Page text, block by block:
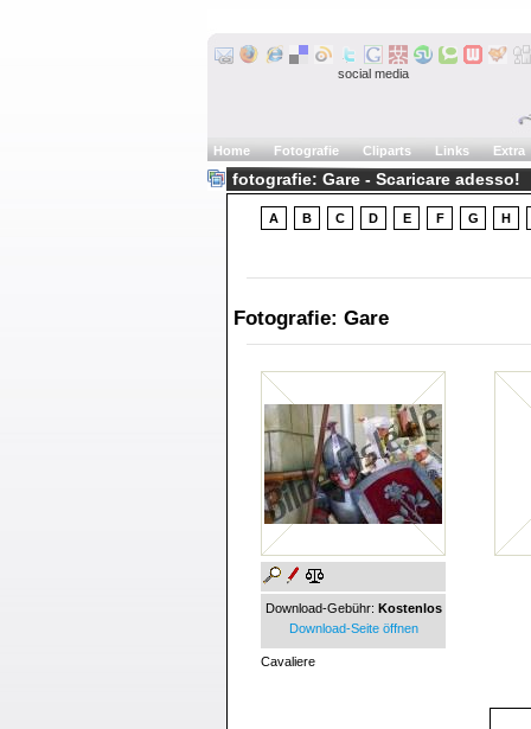
social media
Home Fotografie Cliparts Links Extra
fotografie: Gare - Scaricare adesso!
A B C D E F G H
Fotografie: Gare
Download-Gebühr: Kostenlos
Download-Seite öffnen
Cavaliere